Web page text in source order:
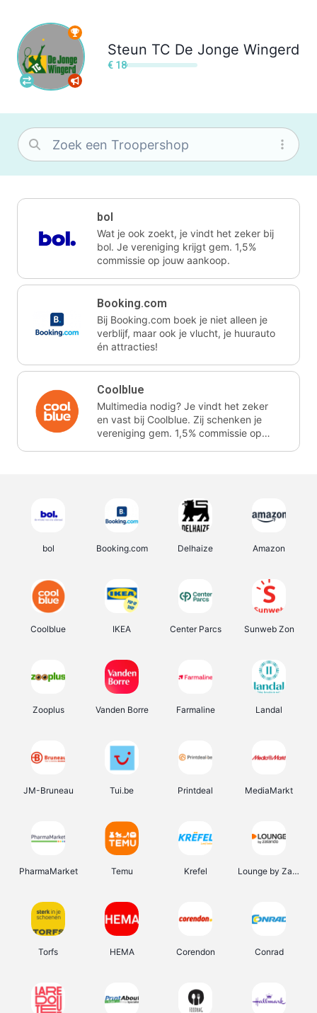
Steun TC De Jonge Wingerd
€ 18
bol
Wat je ook zoekt, je vindt het zeker bij
bol. Je vereniging krijgt gem. 1,5%
commissie op jouw aankoop.
Booking.com
Bij Booking.com boek je niet alleen je
verblijf, maar ook je vlucht, je huurauto
én attracties!
Coolblue
Multimedia nodig? Je vindt het zeker
en vast bij Coolblue. Zij schenken je
vereniging gem. 1,5% commissie op
bol Booking.com Delhaize Amazon
Coolblue IKEA Center Parcs Sunweb Zon
Zooplus Vanden Borre Farmaline Landal
JM-Bruneau Tui.be Printdeal MediaMarkt
PharmaMarket Temu Krefel Lounge by Zalando
Torfs HEMA Corendon Conrad